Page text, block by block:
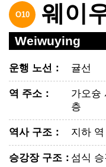
O10 웨이
Weiwuying
운행 노선 ： 귤선
역 주소 ：
가오슝
층
역사 구조 ： 지하 역
승강장 구조 ：섬식